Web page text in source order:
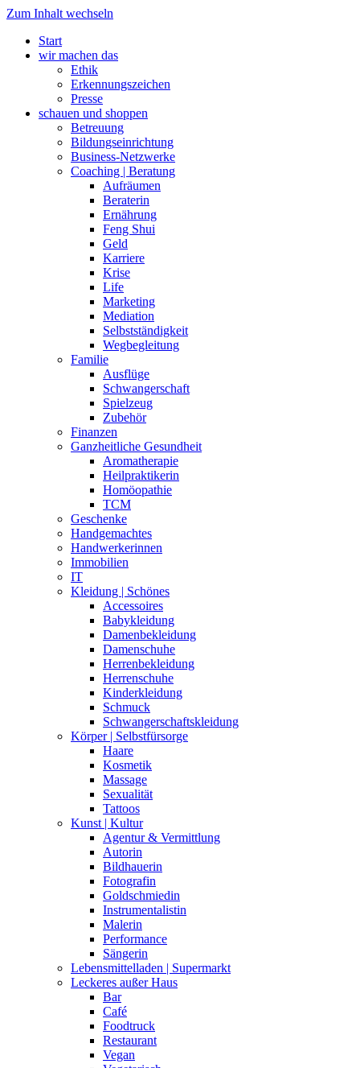
Zum Inhalt wechseln
Start
wir machen das
Ethik
Erkennungszeichen
Presse
schauen und shoppen
Betreuung
Bildungseinrichtung
Business-Netzwerke
Coaching | Beratung
Aufräumen
Beraterin
Ernährung
Feng Shui
Geld
Karriere
Krise
Life
Marketing
Mediation
Selbstständigkeit
Wegbegleitung
Familie
Ausflüge
Schwangerschaft
Spielzeug
Zubehör
Finanzen
Ganzheitliche Gesundheit
Aromatherapie
Heilpraktikerin
Homöopathie
TCM
Geschenke
Handgemachtes
Handwerkerinnen
Immobilien
IT
Kleidung | Schönes
Accessoires
Babykleidung
Damenbekleidung
Damenschuhe
Herrenbekleidung
Herrenschuhe
Kinderkleidung
Schmuck
Schwangerschaftskleidung
Körper | Selbstfürsorge
Haare
Kosmetik
Massage
Sexualität
Tattoos
Kunst | Kultur
Agentur & Vermittlung
Autorin
Bildhauerin
Fotografin
Goldschmiedin
Instrumentalistin
Malerin
Performance
Sängerin
Lebensmittelladen | Supermarkt
Leckeres außer Haus
Bar
Café
Foodtruck
Restaurant
Vegan